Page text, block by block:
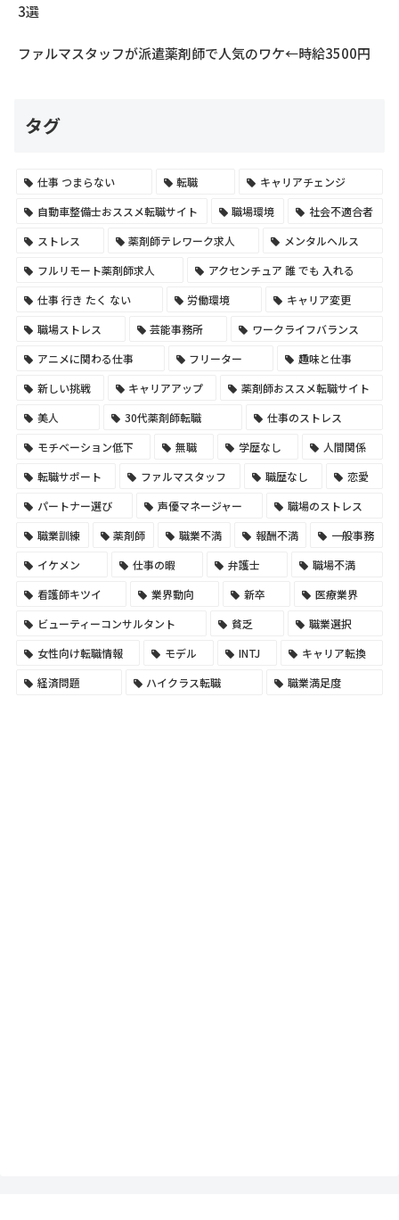
3選
ファルマスタッフが派遣薬剤師で人気のワケ←時給3500円
タグ
仕事 つまらない 転職
キャリアチェンジ
自動車整備士おススメ転職サイト
職場環境
社会不適合者
ストレス
薬剤師テレワーク求人
メンタルヘルス
フルリモート薬剤師求人
アクセンチュア 誰 でも 入れる
仕事 行き たく ない
労働環境
キャリア変更
職場ストレス
芸能事務所
ワークライフバランス
アニメに関わる仕事
フリーター
趣味と仕事
新しい挑戦
キャリアアップ
薬剤師おススメ転職サイト
美人
30代薬剤師転職
仕事のストレス
モチベーション低下
無職 学歴なし
人間関係
転職サポート
ファルマスタッフ 職歴なし
恋愛
パートナー選び
声優マネージャー
職場のストレス
職業訓練
薬剤師 職業不満 報酬不満
一般事務
イケメン
仕事の暇 弁護士
職場不満
看護師キツイ
業界動向 新卒
医療業界
ビューティーコンサルタント
貧乏
職業選択
女性向け転職情報
モデル INTJ
キャリア転換
経済問題
ハイクラス転職 職業満足度